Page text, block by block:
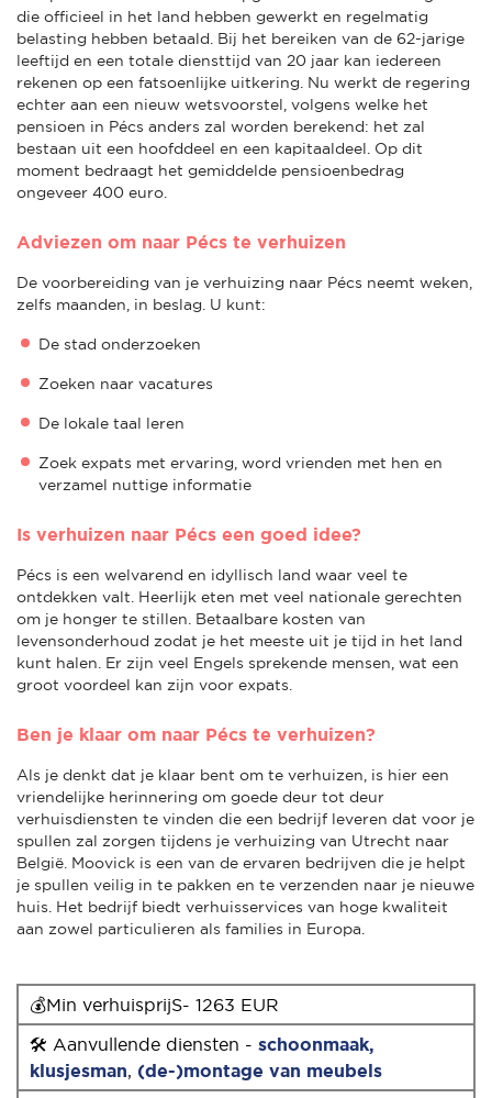
die officieel in het land hebben gewerkt en regelmatig
belasting hebben betaald. Bij het bereiken van de 62-jarige
leeftijd en een totale diensttijd van 20 jaar kan iedereen
rekenen op een fatsoenlijke uitkering. Nu werkt de regering
echter aan een nieuw wetsvoorstel, volgens welke het
pensioen in Pécs anders zal worden berekend: het zal
bestaan uit een hoofddeel en een kapitaaldeel. Op dit
moment bedraagt het gemiddelde pensioenbedrag
ongeveer 400 euro.
Adviezen om naar Pécs te verhuizen
De voorbereiding van je verhuizing naar Pécs neemt weken,
zelfs maanden, in beslag. U kunt:
De stad onderzoeken
Zoeken naar vacatures
De lokale taal leren
Zoek expats met ervaring, word vrienden met hen en
verzamel nuttige informatie
Is verhuizen naar Pécs een goed idee?
Pécs is een welvarend en idyllisch land waar veel te
ontdekken valt. Heerlijk eten met veel nationale gerechten
om je honger te stillen. Betaalbare kosten van
levensonderhoud zodat je het meeste uit je tijd in het land
kunt halen. Er zijn veel Engels sprekende mensen, wat een
groot voordeel kan zijn voor expats.
Ben je klaar om naar Pécs te verhuizen?
Als je denkt dat je klaar bent om te verhuizen, is hier een
vriendelijke herinnering om goede deur tot deur
verhuisdiensten te vinden die een bedrijf leveren dat voor je
spullen zal zorgen tijdens je verhuizing van Utrecht naar
België. Moovick is een van de ervaren bedrijven die je helpt
je spullen veilig in te pakken en te verzenden naar je nieuwe
huis. Het bedrijf biedt verhuisservices van hoge kwaliteit
aan zowel particulieren als families in Europa.
💰Min verhuisprijS- 1263 EUR
🛠 Aanvullende diensten - schoonmaak,
klusjesman, (de-)montage van meubels